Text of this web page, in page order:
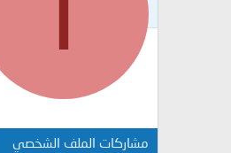
مشاركات الملف الشخصي